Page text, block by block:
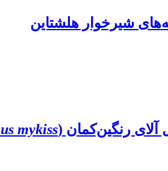
شیرخوار هلشتاین
mykiss